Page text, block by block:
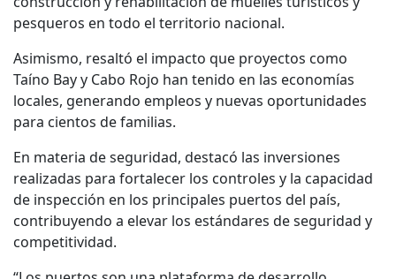
pesqueros en todo el territorio nacional.
Asimismo, resaltó el impacto que proyectos como
Taíno Bay y Cabo Rojo han tenido en las economías
locales, generando empleos y nuevas oportunidades
para cientos de familias.
En materia de seguridad, destacó las inversiones
realizadas para fortalecer los controles y la capacidad
de inspección en los principales puertos del país,
contribuyendo a elevar los estándares de seguridad y
competitividad.